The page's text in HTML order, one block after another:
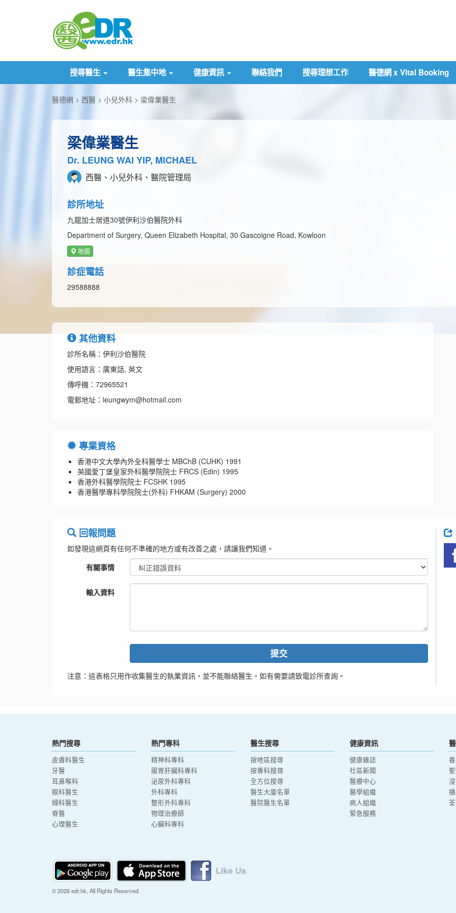
搜尋醫生 醫生集中地 健康資訊 聯絡我們 搜尋理想工作 醫德網 x Vital Booking
醫德網 西醫 小兒外科 梁偉業醫生
梁偉業醫生
Dr. LEUNG WAI YIP, MICHAEL
西醫、小兒外科、醫院管理局
診所地址
九龍加士居道30號伊利沙伯醫院外科
Department of Surgery, Queen Elizabeth Hospital, 30 Gascoigne Road, Kowloon
地圖
診症電話
29588888
其他資料
診所名稱：伊利沙伯醫院
使用語言：廣東話, 英文
傳呼機：72965521
電郵地址：leungwym@hotmail.com
專業資格
香港中文大學內外全科醫學士 MBChB (CUHK) 1991
英國愛丁堡皇家外科醫學院院士 FRCS (Edin) 1995
香港外科醫學院院士 FCSHK 1995
香港醫學專科學院院士(外科) FHKAM (Surgery) 2000
回報問題
如發現這網頁有任何不準確的地方或有改善之處，請讓我們知道。
有關事情
輸入資料
提交
注意：這表格只用作收集醫生的執業資訊，並不能聯絡醫生。如有需要請致電診所查詢。
熱門搜尋
皮膚科醫生
牙醫
耳鼻喉科
眼科醫生
婦科醫生
脊醫
心理醫生
熱門專科
精神科專科
腸胃肝臟科專科
泌尿外科專科
外科專科
整形外科專科
物理治療師
心臟科專科
醫生搜尋
按地區搜尋
按專科搜尋
全方位搜尋
醫生大廈名單
醫院醫生名單
健康資訊
健康雜誌
社區新聞
醫療中心
醫學組織
病人組織
緊急服務
© 2026 edr.hk, All Rights Reserved.